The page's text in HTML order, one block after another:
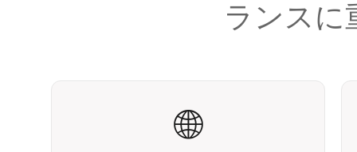
ランスに
🌐